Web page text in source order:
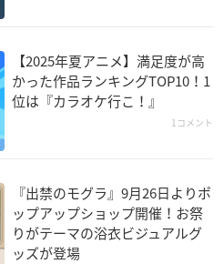
【2025年夏アニメ】満足度が高
かった作品ランキングTOP10！1
位は『カラオケ行こ！』
1コメント
『出禁のモグラ』9月26日よりポ
ップアップショップ開催！お祭
りがテーマの浴衣ビジュアルグ
ッズが登場